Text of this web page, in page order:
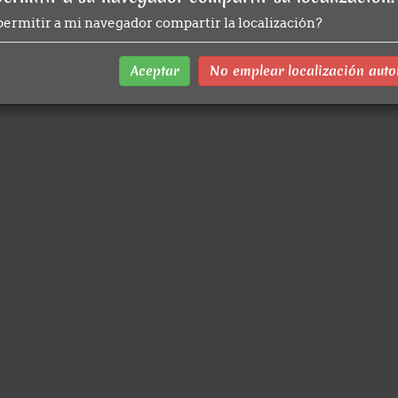
a mi navegador compartir la localización?
Aceptar No emplear localización